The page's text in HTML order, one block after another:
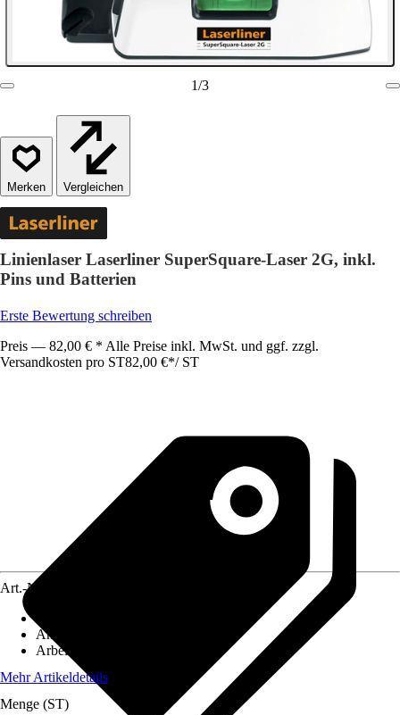
1/3
Vergleichen
Linienlaser Laserliner SuperSquare-Laser 2G, inkl.
Pins und Batterien
Erste Bewertung schreiben
Preis — 82,00 € * Alle Preise inkl. MwSt. und ggf. zzgl.
Versandkosten pro ST82,00 €*/ ST
Art.-Nr.
Anwendung
Arbeitsbereich
Mehr Artikeldetails
Menge (ST)